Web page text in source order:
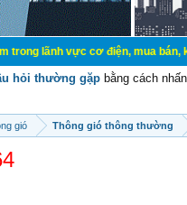
cơ điện, mua bán, ký gửi,
hỏi thường gặp bằng cách
gió Thông gió thông thường